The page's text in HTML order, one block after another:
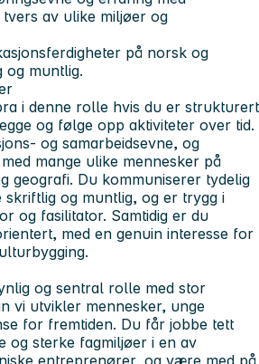
av ulike miljøer og
på norsk og
og muntlig.
i denne rolle hvis du er strukturert
og følge opp aktiviteter over tid.
og samarbeidsevne, og
mange ulike mennesker på
geografi. Du kommuniserer tydelig
og muntlig, og er trygg i
og fasilitator. Samtidig er du
med en genuin interesse for
og sentral rolle med stor
vi utvikler mennesker, unge
for fremtiden. Du får jobbe tett
og sterke fagmiljøer i en av
entreprenører, og være med på